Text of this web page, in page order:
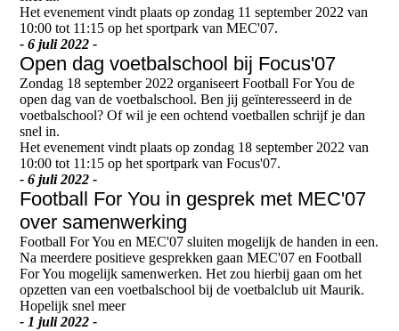
Het evenement vindt plaats op zondag 11 september 2022 van
10:00 tot 11:15 op het sportpark van MEC'07.
- 6 juli 2022 -
Open dag voetbalschool bij Focus'07
Zondag 18 september 2022 organiseert Football For You de
open dag van de voetbalschool. Ben jij geïnteresseerd in de
voetbalschool? Of wil je een ochtend voetballen schrijf je dan
snel in.
Het evenement vindt plaats op zondag 18 september 2022 van
10:00 tot 11:15 op het sportpark van Focus'07.
- 6 juli 2022 -
Football For You in gesprek met MEC'07
over samenwerking
Football For You en MEC'07 sluiten mogelijk de handen in een.
Na meerdere positieve gesprekken gaan MEC'07 en Football
For You mogelijk samenwerken. Het zou hierbij gaan om het
opzetten van een voetbalschool bij de voetbalclub uit Maurik.
Hopelijk snel meer
- 1 juli 2022 -